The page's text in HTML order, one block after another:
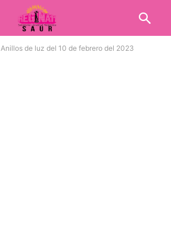
Anillos de luz del 10 de febrero del 2023